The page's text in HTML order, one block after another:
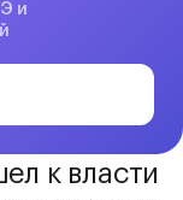
и
к власти